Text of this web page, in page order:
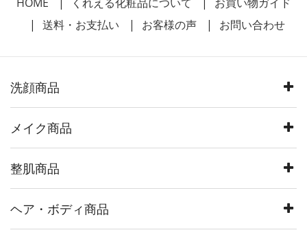
HOME くれえる化粧品について
お買い物ガイド
送料・お支払い
お客様の声 お問い合わせ
洗顔商品
メイク商品
整肌商品
ヘア・ボディ商品